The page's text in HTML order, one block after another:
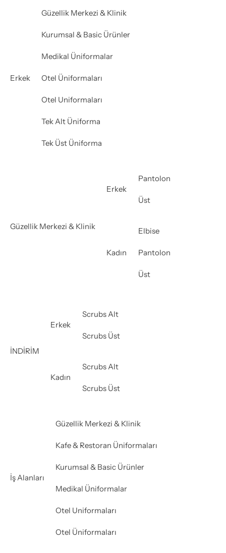
Erkek
Güzellik Merkezi & Klinik
Kurumsal & Basic Ürünler
Medikal Üniformalar
Otel Üniformaları
Otel Uniformaları
Tek Alt Üniforma
Tek Üst Üniforma
Güzellik Merkezi & Klinik
Erkek
Pantolon
Üst
Kadın
Elbise
Pantolon
Üst
İNDİRİM
Erkek
Scrubs Alt
Scrubs Üst
Kadın
Scrubs Alt
Scrubs Üst
İş Alanları
Güzellik Merkezi & Klinik
Kafe & Restoran Üniformaları
Kurumsal & Basic Ürünler
Medikal Üniformalar
Otel Uniformaları
Otel Üniformaları